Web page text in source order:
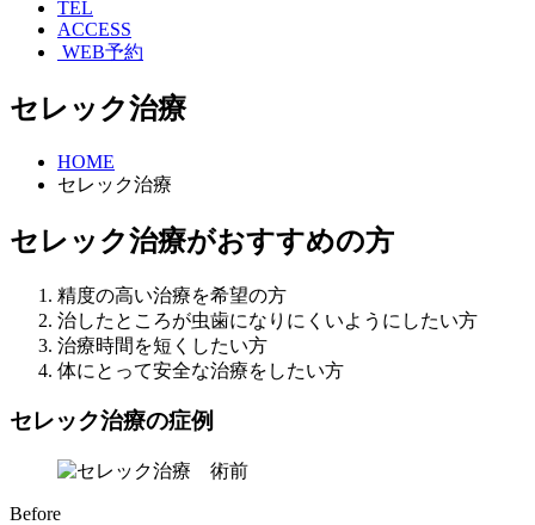
TEL
ACCESS
WEB予約
セレック治療
HOME
セレック治療
セレック治療がおすすめの方
精度の高い治療を希望の方
治したところが虫歯になりにくいようにしたい方
治療時間を短くしたい方
体にとって安全な治療をしたい方
セレック治療の症例
Before